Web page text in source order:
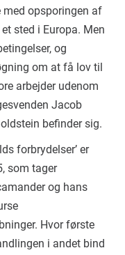
opsporingen af
sted i Europa. Men
og
om at få lov til
arbejder udenom
Jacob
befinder sig.
forbrydelser’ er
som tager
og hans
Hvor første
i andet bind